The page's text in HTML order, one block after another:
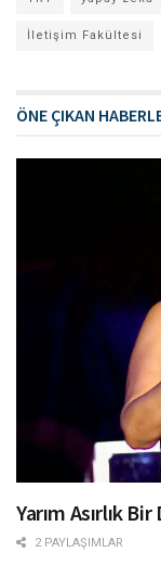
İletişim Fakültesi
ÖNE ÇIKAN
Yarım Asırlık
2 PAYLAŞIMLAR